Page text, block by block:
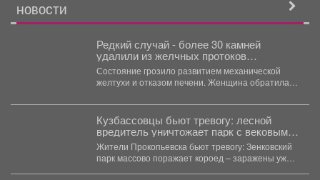
НОВОСТИ
Редкий случай - более 30 камней
удалили из желчных протоков
пациентки врачи НГКБ №29 им. А.А.
Луцика.
Состояние грозило развитием механической
желтухи и отказом печени. Женщина обратилась
Кузбассовцы бьют тревогу: лесной
вредитель уничтожает парк с вековыми
соснами
Жители Прокопьевска бьют тревогу: Зенковский
парк массово поражает короед – заражены уже